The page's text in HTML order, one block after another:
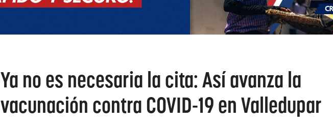
Ya no es necesaria la cita: Así avanza la
vacunación contra COVID-19 en Valledupar